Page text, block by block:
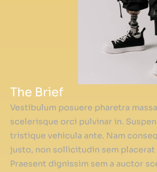
The Brief
Vestibulum posuere pharetra
scelerisque orci pulvinar in.
tristique vehicula ante. Nam
justo, non sollicitudin sem placerat
Praesent dignissim sem a auctor